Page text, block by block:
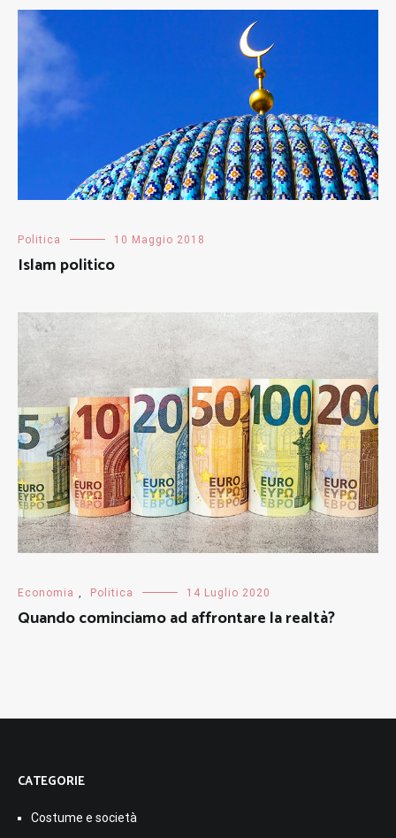
Politica 10 Maggio 2018
Islam politico
Economia , Politica 14 Luglio 2020
Quando cominciamo ad affrontare la realtà?
CATEGORIE
Costume e società